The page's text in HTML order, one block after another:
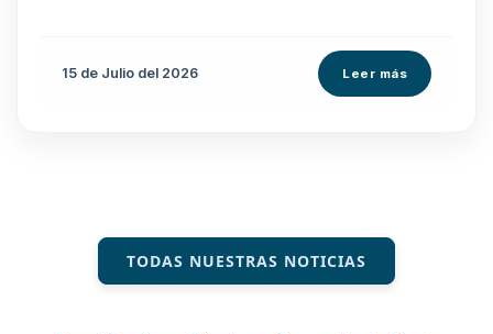
15 de Julio del 2026 Leer más
TODAS NUESTRAS NOTICIAS